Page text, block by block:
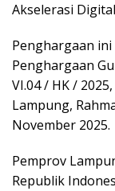
Akselerasi
Penghargaan
Penghargaan
VI.04 / HK /
Lampung,
November 2025.
Pemprov
Republik